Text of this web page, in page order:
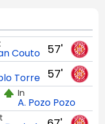
57'
Couto
57'
Torre
In
A. Pozo Pozo